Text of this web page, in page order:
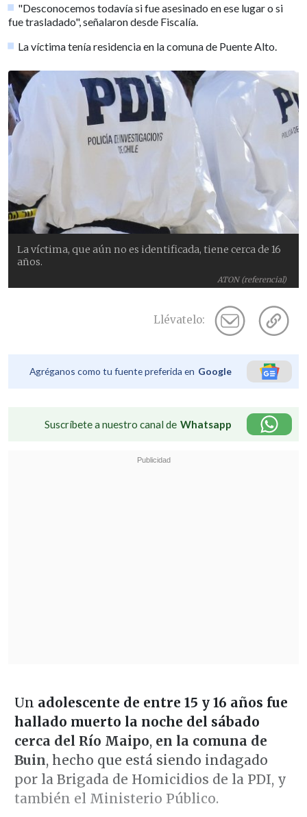
"Desconocemos todavía si fue asesinado en ese lugar o si
fue trasladado", señalaron desde Fiscalía.
La víctima tenía residencia en la comuna de Puente Alto.
ATON (referencial)
La víctima, que aún no es identificada, tiene cerca de 16
años.
Llévatelo:
Agréganos como tu fuente preferida en Google
Suscríbete a nuestro canal de Whatsapp
Un adolescente de entre 15 y 16 años fue
hallado muerto la noche del sábado
cerca del Río Maipo,en la comuna de
Buin, hecho que está siendo indagado
por la Brigada de Homicidios de la PDI, y
también el Ministerio Público.